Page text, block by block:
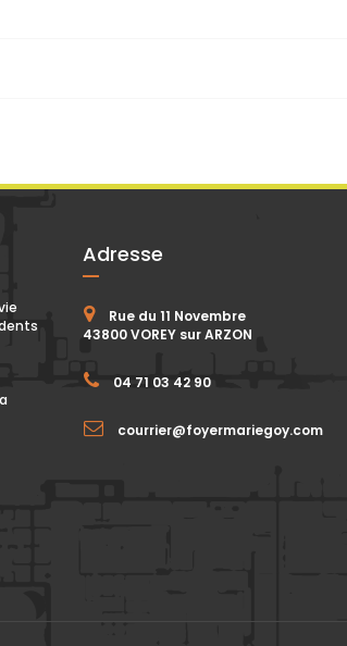
Adresse
Rue du 11 Novembre
43800 VOREY sur ARZON
04 71 03 42 90
courrier@foyermariegoy.com